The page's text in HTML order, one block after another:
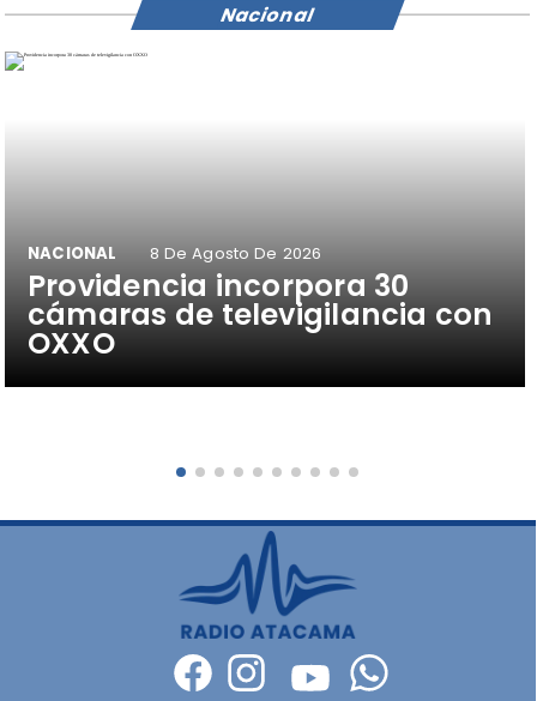
Providencia incorpora 30
cámaras de televigilancia con
OXXO
NACIONAL 8 De Agosto De 2026
Nacional